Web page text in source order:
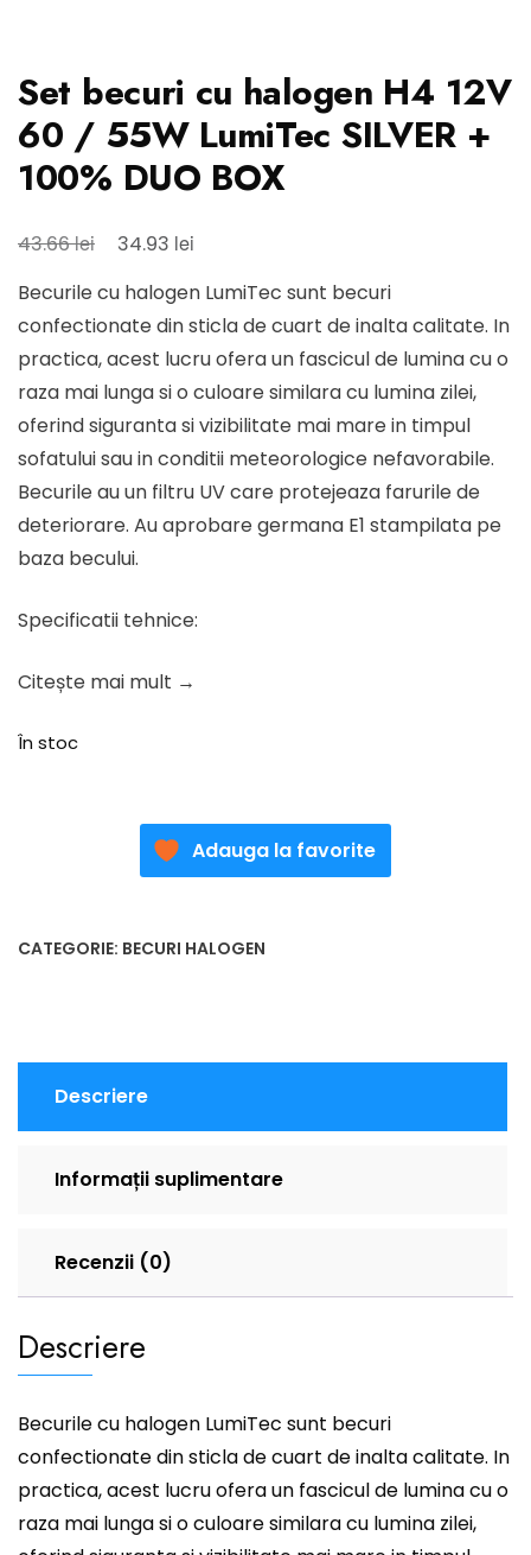
Set becuri cu halogen H4 12V
60 / 55W LumiTec SILVER +
100% DUO BOX
43.66lei
Prețul
a
fost:
43.66 lei.
34.93 lei
este:
34.93 lei.
Becurile cu halogen LumiTec sunt becuri
confectionate din sticla de cuart de inalta calitate. In
practica, acest lucru ofera un fascicul de lumina cu o
raza mai lunga si o culoare similara cu lumina zilei,
oferind siguranta si vizibilitate mai mare in timpul
sofatului sau in conditii meteorologice nefavorabile.
Becurile au un filtru UV care protejeaza farurile de
deteriorare. Au aprobare germana E1 stampilata pe
baza becului.
Specificatii tehnice:
Citește mai mult →
În stoc
Adauga la favorite
CATEGORIE: BECURI HALOGEN
Descriere
Informații suplimentare
Recenzii (0)
Descriere
Becurile cu halogen LumiTec sunt becuri
confectionate din sticla de cuart de inalta calitate. In
practica, acest lucru ofera un fascicul de lumina cu o
raza mai lunga si o culoare similara cu lumina zilei,